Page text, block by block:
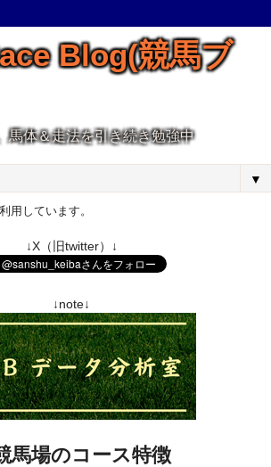
Blog(競馬ブ
馬体＆走法を引き続き勉強中
▼
用しています。
↓X（旧twitter）↓
↓note↓
馬場のコース特徴